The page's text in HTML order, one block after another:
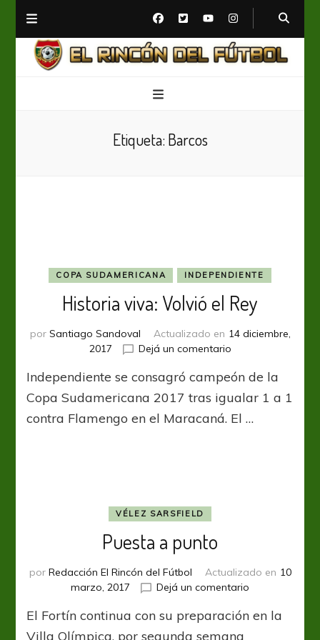
Etiqueta: Barcos
COPA SUDAMERICANA INDEPENDIENTE
Historia viva: Volvió el Rey
por Santiago Sandoval Actualizado en 14 diciembre,
2017
Dejá un comentarioen
viva:
Volvió
Rey
Independiente se consagró campeón de la
Copa Sudamericana 2017 tras igualar 1 a 1
contra Flamengo en el Maracaná. El …
VÉLEZ SARSFIELD
Puesta a punto
por Redacción El Rincón del Fútbol Actualizado en 10
marzo, 2017
Dejá un comentario
a
El Fortín continua con su preparación en la
Villa Olímpica, por segunda semana